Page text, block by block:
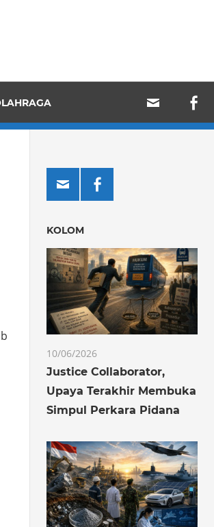
KOLOM
10/06/2026
Justice Collaborator,
Upaya Terakhir Membuka
Simpul Perkara Pidana